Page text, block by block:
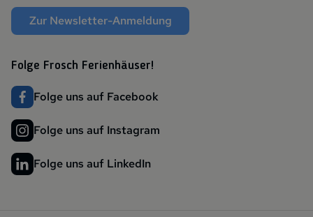
Zur Newsletter-Anmeldung
Folge Frosch Ferienhäuser!
Folge uns auf Facebook
Folge uns auf Instagram
Folge uns auf LinkedIn